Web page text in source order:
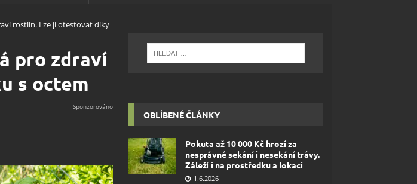
rostlin. Lze ji otestovat díky
pro zdraví
s octem
OBLÍBENÉ ČLÁNKY
Pokuta až 10 000 Kč hrozí za
nesprávné sekání i nesekání trávy.
Záleží i na prostředku a lokaci
1.6.2026